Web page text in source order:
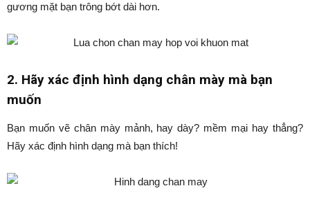
gương mặt bạn trông bớt dài hơn.
2. Hãy xác định hình dạng chân mày mà bạn
muốn
Bạn muốn vẽ chân mày mảnh, hay dày? mềm mại hay thẳng?
Hãy xác định hình dạng mà bạn thích!